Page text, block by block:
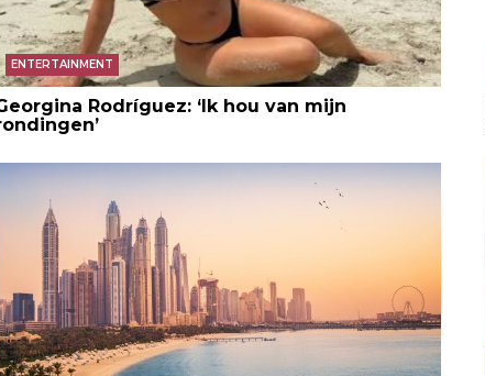
ENTERTAINMENT
Rodríguez: ‘Ik hou van mijn